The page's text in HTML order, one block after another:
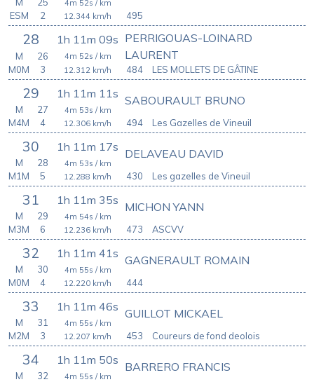
495
4m 52s / km
12.344 km/h
ESM
2
28 1h 11m 09s
484
PERRIGOUAS-LOINARD
LAURENT
4m 52s / km
12.312 km/h
M
26
M0M
3 LES MOLLETS DE GÂTINE
29 1h 11m 11s
494
SABOURAULT BRUNO
4m 53s / km
12.306 km/h
M
27
M4M
4 Les Gazelles de Vineuil
30 1h 11m 17s
430
DELAVEAU DAVID
4m 53s / km
12.288 km/h
M
28
M1M
5 Les gazelles de Vineuil
31 1h 11m 35s
473
MICHON YANN
4m 54s / km
12.236 km/h
M
29
M3M
6 ASCVV
32 1h 11m 41s
444
GAGNERAULT ROMAIN
4m 55s / km
12.220 km/h
M
30
M0M
4
33 1h 11m 46s
453
GUILLOT MICKAEL
4m 55s / km
12.207 km/h
M
31
M2M
3 Coureurs de fond deolois
34 1h 11m 50s BARRERO FRANCIS
4m 55s / km
M
32